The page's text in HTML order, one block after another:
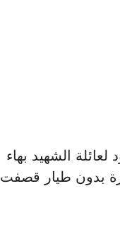
لعائلة الشهيد بهاء
بدون طيار قصفت